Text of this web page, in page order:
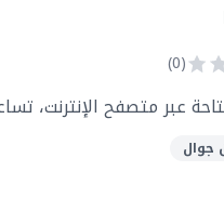
(
0
)
جوال